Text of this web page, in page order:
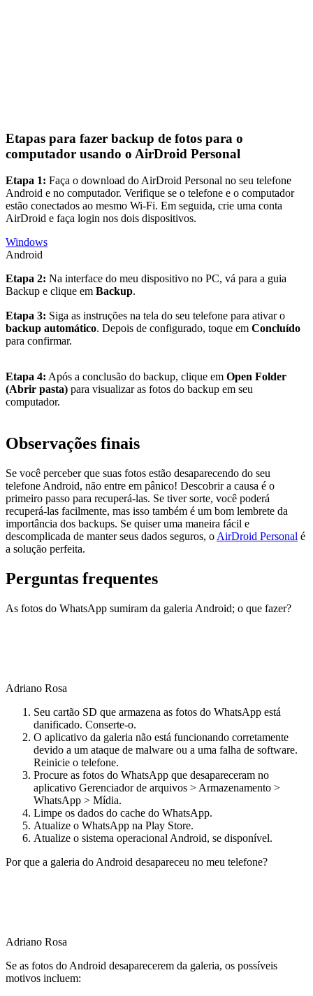
Etapas para fazer backup de fotos para o
computador usando o AirDroid Personal
Etapa 1: Faça o download do AirDroid Personal no seu telefone
Android e no computador. Verifique se o telefone e o computador
estão conectados ao mesmo Wi-Fi. Em seguida, crie uma conta
AirDroid e faça login nos dois dispositivos.
Windows
Android
Etapa 2: Na interface do meu dispositivo no PC, vá para a guia
Backup e clique em Backup.
Etapa 3: Siga as instruções na tela do seu telefone para ativar o
backup automático. Depois de configurado, toque em Concluído
para confirmar.
Etapa 4: Após a conclusão do backup, clique em Open Folder
(Abrir pasta) para visualizar as fotos do backup em seu
computador.
Observações finais
Se você perceber que suas fotos estão desaparecendo do seu
telefone Android, não entre em pânico! Descobrir a causa é o
primeiro passo para recuperá-las. Se tiver sorte, você poderá
recuperá-las facilmente, mas isso também é um bom lembrete da
importância dos backups. Se quiser uma maneira fácil e
descomplicada de manter seus dados seguros, o AirDroid Personal é
a solução perfeita.
Perguntas frequentes
As fotos do WhatsApp sumiram da galeria Android; o que fazer?
Adriano Rosa
Seu cartão SD que armazena as fotos do WhatsApp está
danificado. Conserte-o.
O aplicativo da galeria não está funcionando corretamente
devido a um ataque de malware ou a uma falha de software.
Reinicie o telefone.
Procure as fotos do WhatsApp que desapareceram no
aplicativo Gerenciador de arquivos > Armazenamento >
WhatsApp > Mídia.
Limpe os dados do cache do WhatsApp.
Atualize o WhatsApp na Play Store.
Atualize o sistema operacional Android, se disponível.
Por que a galeria do Android desapareceu no meu telefone?
Adriano Rosa
Se as fotos do Android desaparecerem da galeria, os possíveis
motivos incluem: